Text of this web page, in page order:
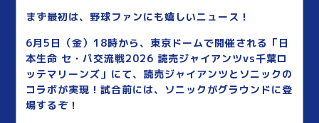
まず最初は、野球ファンにも嬉しいニュース！
6月5日（金）18時から、東京ドームで開催される「日
本生命 セ・パ交流戦2026 読売ジャイアンツvs千葉ロ
ッテマリーンズ」にて、読売ジャイアンツとソニックの
コラボが実現！試合前には、ソニックがグラウンドに登
場するぞ！